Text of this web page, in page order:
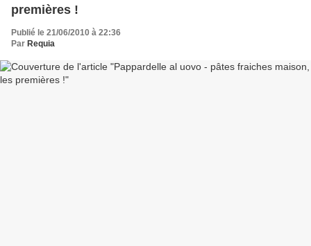
premières !
Publié le 21/06/2010 à 22:36
Par Requia